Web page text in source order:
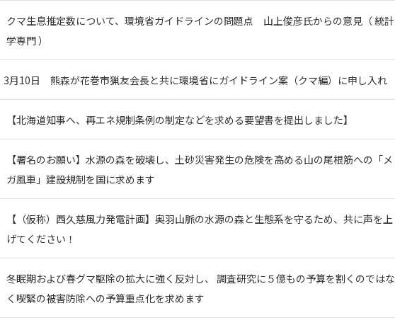
クマ生息推定数について、環境省ガイドラインの問題点 山上俊彦氏からの意見（ 統計
学専門 ）
3月10日 熊森が花巻市猟友会長と共に環境省にガイドライン案（クマ編）に申し入れ
【北海道知事へ、再エネ規制条例の制定などを求める要望書を提出しました】
【署名のお願い】水源の森を破壊し、土砂災害発生の危険を高める山の尾根筋への「メ
ガ風車」建設規制を国に求めます
【（仮称）西久慈風力発電計画】奥羽山脈の水源の森と生態系を守るため、共に声を上
げてください！
冬眠期および春グマ駆除の拡大に強く反対し、 調査研究に５億もの予算を割くのではな
く喫緊の被害防除への予算重点化を求めます